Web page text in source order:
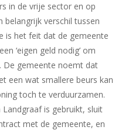
in de vrije sector en op
belangrijk verschil tussen
is het feit dat de gemeente
‘eigen geld nodig’ om
De gemeente noemt dat
een wat smallere beurs kan
toch te verduurzamen.
is gebruikt, sluit
met de gemeente, en